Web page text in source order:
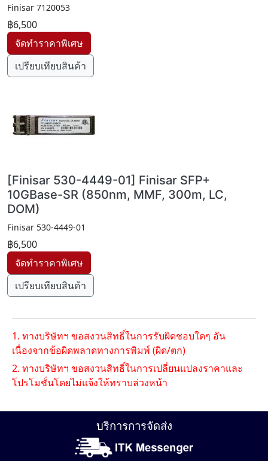
Finisar 7120053
฿6,500
เปรียบเทียบสินค้า
[Finisar 530-4449-01] Finisar SFP+
10GBase-SR (850nm, MMF, 300m, LC,
DOM)
Finisar 530-4449-01
฿6,500
เปรียบเทียบสินค้า
1. ทางบริษัทฯ ขอสงวนสิทธิ์ในการรับผิดชอบใดๆ อัน
เนื่องจากข้อผิดพลาดทางการพิมพ์ (ผิด/ตก)
2. ทางบริษัทฯ ขอสงวนสิทธิ์ในการเปลี่ยนแปลงราคาและ
โปรโมชั่นโดยไม่แจ้งให้ทราบล่วงหน้า
บริการการจัดส่ง